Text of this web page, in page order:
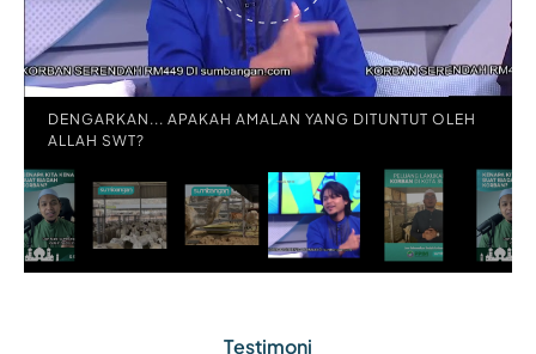
DENGARKAN... APAKAH AMALAN YANG DITUNTUT OLEH
ALLAH SWT?
Testimoni